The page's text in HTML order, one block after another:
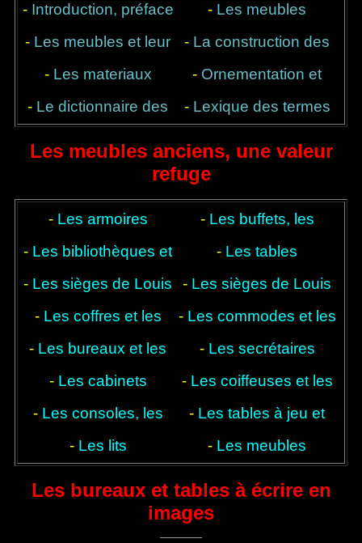
- Introduction, préface - Les meubles
anciens, une valeur
refuge
- Les meubles et leur
destination
- La construction des
meubles
- Les materiaux
utilisés
- Ornementation et
décor, du style et des
- Le dictionnaire des
- Lexique des termes
Les meubles anciens, une valeur
refuge
- Les armoires - Les buffets, les
bahuts, les crédences
et les vaisseliers
- Les bibliothèques et
les vitrines
- Les tables
- Les sièges de Louis
XIII à Louis XV
- Les sièges de Louis
XVI à Modern style
- Les coffres et les
panetières
- Les commodes et les
chiffonniers
- Les bureaux et les
tables à écrire
- Les secrétaires
- Les cabinets - Les coiffeuses et les
tables de toilette
- Les consoles, les
dessertes et les
- Les tables à jeu et
les billards
- Les lits - Les meubles
Les bureaux et tables à écrire en
images